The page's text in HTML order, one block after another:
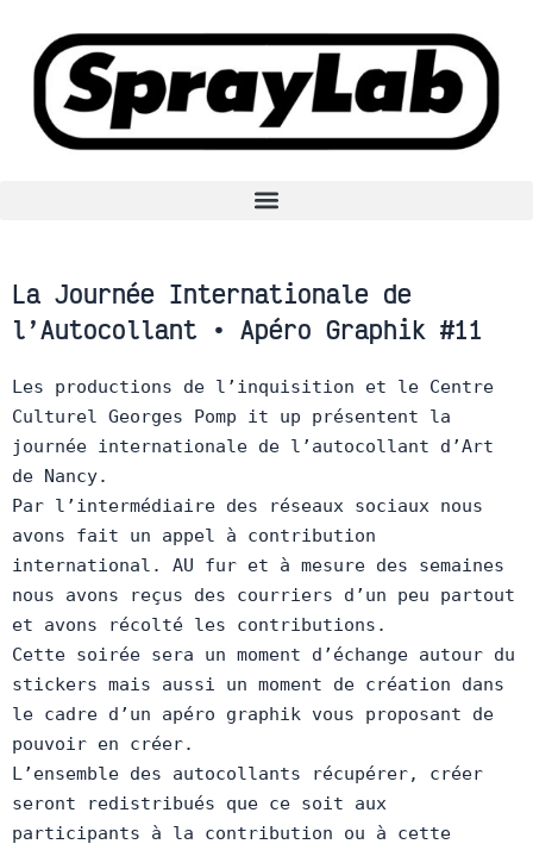
contenu
La Journée Internationale de
l’Autocollant • Apéro Graphik #11
Les productions de l’inquisition et le Centre
Culturel Georges Pomp it up présentent la
journée internationale de l’autocollant d’Art
de Nancy.
Par l’intermédiaire des réseaux sociaux nous
avons fait un appel à contribution
international. AU fur et à mesure des semaines
nous avons reçus des courriers d’un peu partout
et avons récolté les contributions.
Cette soirée sera un moment d’échange autour du
stickers mais aussi un moment de création dans
le cadre d’un apéro graphik vous proposant de
pouvoir en créer.
L’ensemble des autocollants récupérer, créer
seront redistribués que ce soit aux
participants à la contribution ou à cette